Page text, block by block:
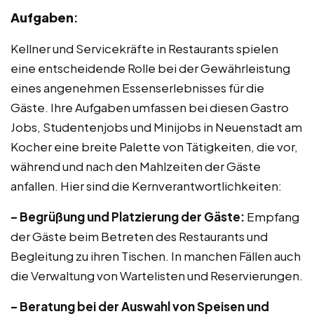
Aufgaben:
Kellner und Servicekräfte in Restaurants spielen
eine entscheidende Rolle bei der Gewährleistung
eines angenehmen Essenserlebnisses für die
Gäste. Ihre Aufgaben umfassen bei diesen Gastro
Jobs, Studentenjobs und Minijobs in Neuenstadt am
Kocher eine breite Palette von Tätigkeiten, die vor,
während und nach den Mahlzeiten der Gäste
anfallen. Hier sind die Kernverantwortlichkeiten:
– Begrüßung und Platzierung der Gäste: Empfang
der Gäste beim Betreten des Restaurants und
Begleitung zu ihren Tischen. In manchen Fällen auch
die Verwaltung von Wartelisten und Reservierungen.
– Beratung bei der Auswahl von Speisen und